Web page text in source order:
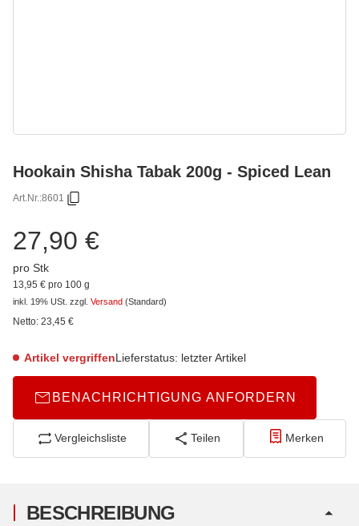
Hookain Shisha Tabak 200g - Spiced Lean
Art.Nr.:8601
27,90 €
pro Stk
13,95 € pro 100 g
inkl. 19% USt. zzgl. Versand (Standard)
Netto: 23,45 €
Artikel vergriffenLieferstatus: letzter Artikel
BENACHRICHTIGUNG ANFORDERN
Vergleichsliste Teilen Merken
BESCHREIBUNG